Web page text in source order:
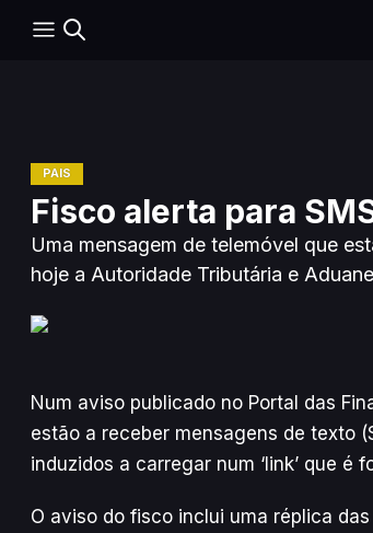
PAÍS
Fisco alerta para
Uma mensagem de telemóvel que
hoje a Autoridade Tributária e
Num aviso publicado no Portal das
estão a receber mensagens de texto
induzidos a carregar num ‘link’ que
O aviso do fisco inclui uma réplica